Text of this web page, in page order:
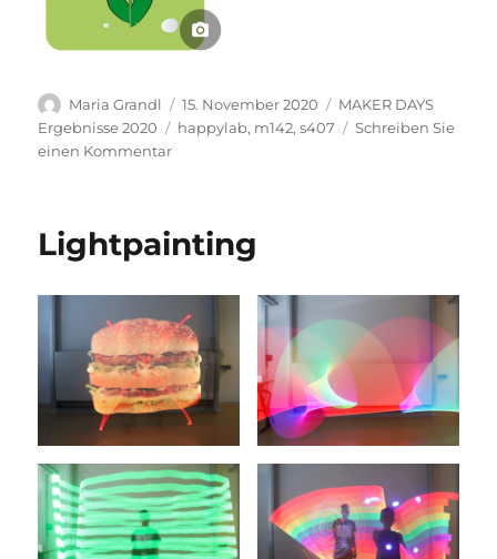
Autor
Maria Grandl
Veröffentlicht
am
15. November 2020 Kategorien
MAKER DAYS
Ergebnisse 2020
Schlagwörter
happylab, m142,s407
Schreiben Sie
einen Kommentarzu
Lightpainting